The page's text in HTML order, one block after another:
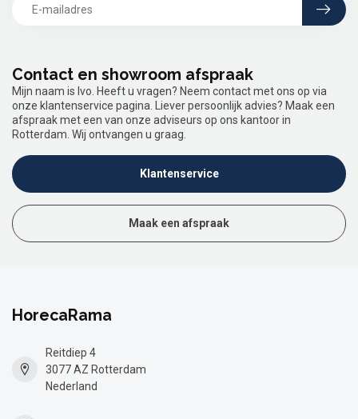
Contact en showroom afspraak
Mijn naam is Ivo. Heeft u vragen? Neem contact met ons op via
onze klantenservice pagina. Liever persoonlijk advies? Maak een
afspraak met een van onze adviseurs op ons kantoor in
Rotterdam. Wij ontvangen u graag.
Klantenservice
Maak een afspraak
HorecaRama
Reitdiep 4
3077 AZ Rotterdam
Nederland